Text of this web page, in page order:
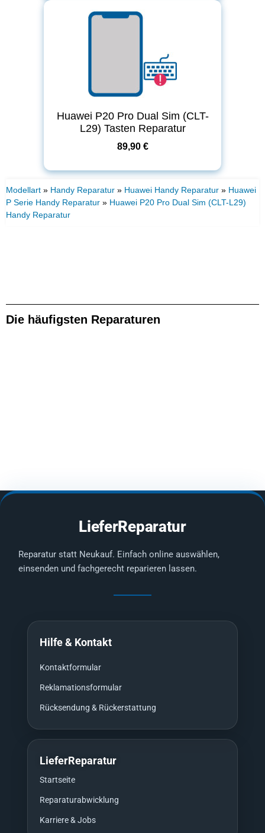
Huawei P20 Pro Dual Sim (CLT-
L29) Tasten Reparatur
89,90 €
Modellart » Handy Reparatur » Huawei Handy Reparatur » Huawei
P Serie Handy Reparatur » Huawei P20 Pro Dual Sim (CLT-L29)
Handy Reparatur
Die häufigsten Reparaturen
LieferReparatur
Reparatur statt Neukauf. Einfach online auswählen,
einsenden und fachgerecht reparieren lassen.
Hilfe & Kontakt
Kontaktformular
Reklamationsformular
Rücksendung & Rückerstattung
LieferReparatur
Startseite
Reparaturabwicklung
Karriere & Jobs